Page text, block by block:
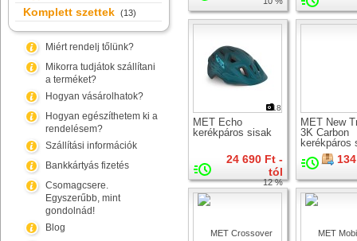
Komplett szettek (13)
Miért rendelj tőlünk?
Mikorra tudjátok szállítani
a terméket?
Hogyan vásárolhatok?
Hogyan egészíthetem ki a
rendelésem?
Szállítási információk
Bankkártyás fizetés
Csomagcsere.
Egyszerűbb, mint
gondolnád!
Blog
18
MET Echo
kerékpáros sisak
24 690 Ft -
tól
12 %
MET New
3K Carbon
kerékpáros